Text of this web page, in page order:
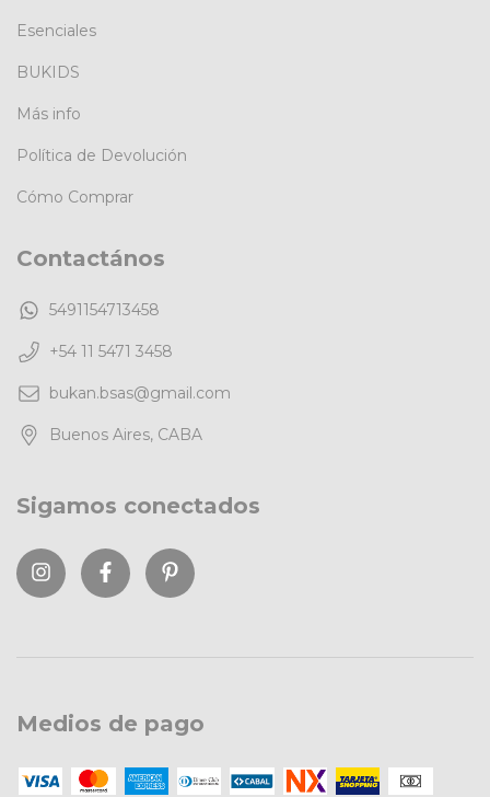
Esenciales
BUKIDS
Más info
Política de Devolución
Cómo Comprar
Contactános
5491154713458
+54 11 5471 3458
bukan.bsas@gmail.com
Buenos Aires, CABA
Sigamos conectados
Medios de pago